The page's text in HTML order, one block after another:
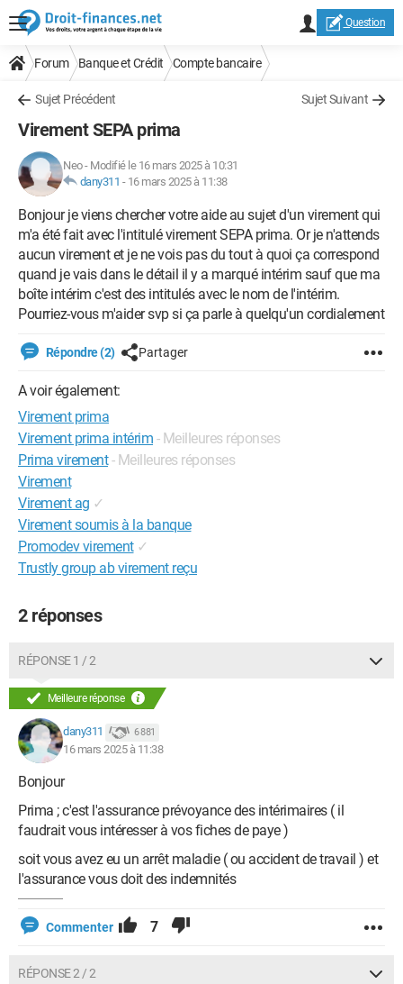
Question
Forum Banque et Crédit Compte bancaire
Sujet Précédent Sujet Suivant
Virement SEPA prima
Neo- Modifié le 16 mars 2025 à 10:31
dany311 - 16 mars 2025 à 11:38
Bonjour je viens chercher votre aide au sujet d'un virement qui
m'a été fait avec l'intitulé virement SEPA prima. Or je n'attends
aucun virement et je ne vois pas du tout à quoi ça correspond
quand je vais dans le détail il y a marqué intérim sauf que ma
boîte intérim c'est des intitulés avec le nom de l'intérim.
Pourriez-vous m'aider svp si ça parle à quelqu'un cordialement
Répondre (2) Partager
A voir également:
Virement prima
Virement prima intérim - Meilleures réponses
Prima virement - Meilleures réponses
Virement
Virement ag ✓
Virement soumis à la banque
Promodev virement ✓
Trustly group ab virement reçu
2 réponses
RÉPONSE 1 / 2
Meilleure réponse
dany311 6 881
16 mars 2025 à 11:38
Bonjour
Prima ; c'est l'assurance prévoyance des intérimaires ( il
faudrait vous intéresser à vos fiches de paye )
soit vous avez eu un arrêt maladie ( ou accident de travail ) et
l'assurance vous doit des indemnités
Commenter 7
RÉPONSE 2 / 2